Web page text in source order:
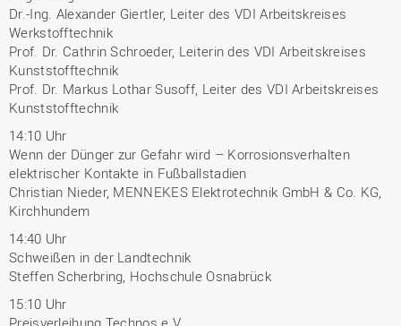
Dr.-Ing. Alexander Giertler, Leiter des VDI Arbeitskreises
Werkstofftechnik
Prof. Dr. Cathrin Schroeder, Leiterin des VDI Arbeitskreises
Kunststofftechnik
Prof. Dr. Markus Lothar Susoff, Leiter des VDI Arbeitskreises
Kunststofftechnik
14:10 Uhr
Wenn der Dünger zur Gefahr wird – Korrosionsverhalten
elektrischer Kontakte in Fußballstadien
Christian Nieder, MENNEKES Elektrotechnik GmbH & Co. KG,
Kirchhundem
14:40 Uhr
Schweißen in der Landtechnik
Steffen Scherbring, Hochschule Osnabrück
15:10 Uhr
Preisverleihung Technos e.V.